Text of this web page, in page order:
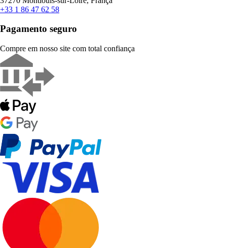
+33 1 86 47 62 58
Pagamento seguro
Compre em nosso site com total confiança